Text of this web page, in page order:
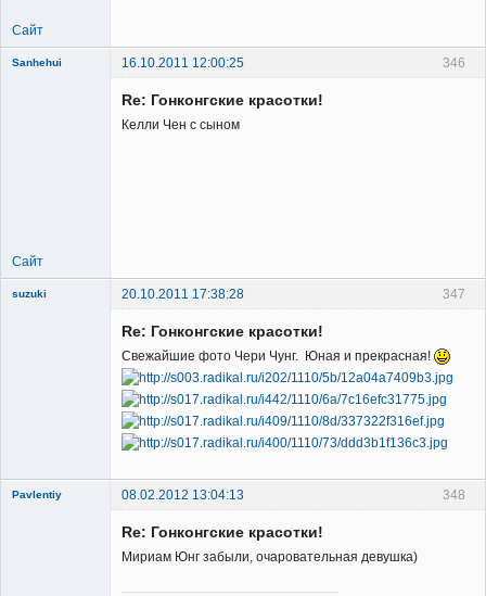
Сайт
346
Sanhehui 16.10.2011 12:00:25
Re: Гонконгские красотки!
Келли Чен с сыном
Сайт
347
suzuki 20.10.2011 17:38:28
Re: Гонконгские красотки!
Свежайшие фото Чери Чунг. Юная и прекрасная!
348
Pavlentiy
08.02.2012 13:04:13
Re: Гонконгские красотки!
Мириам Юнг забыли, очаровательная девушка)